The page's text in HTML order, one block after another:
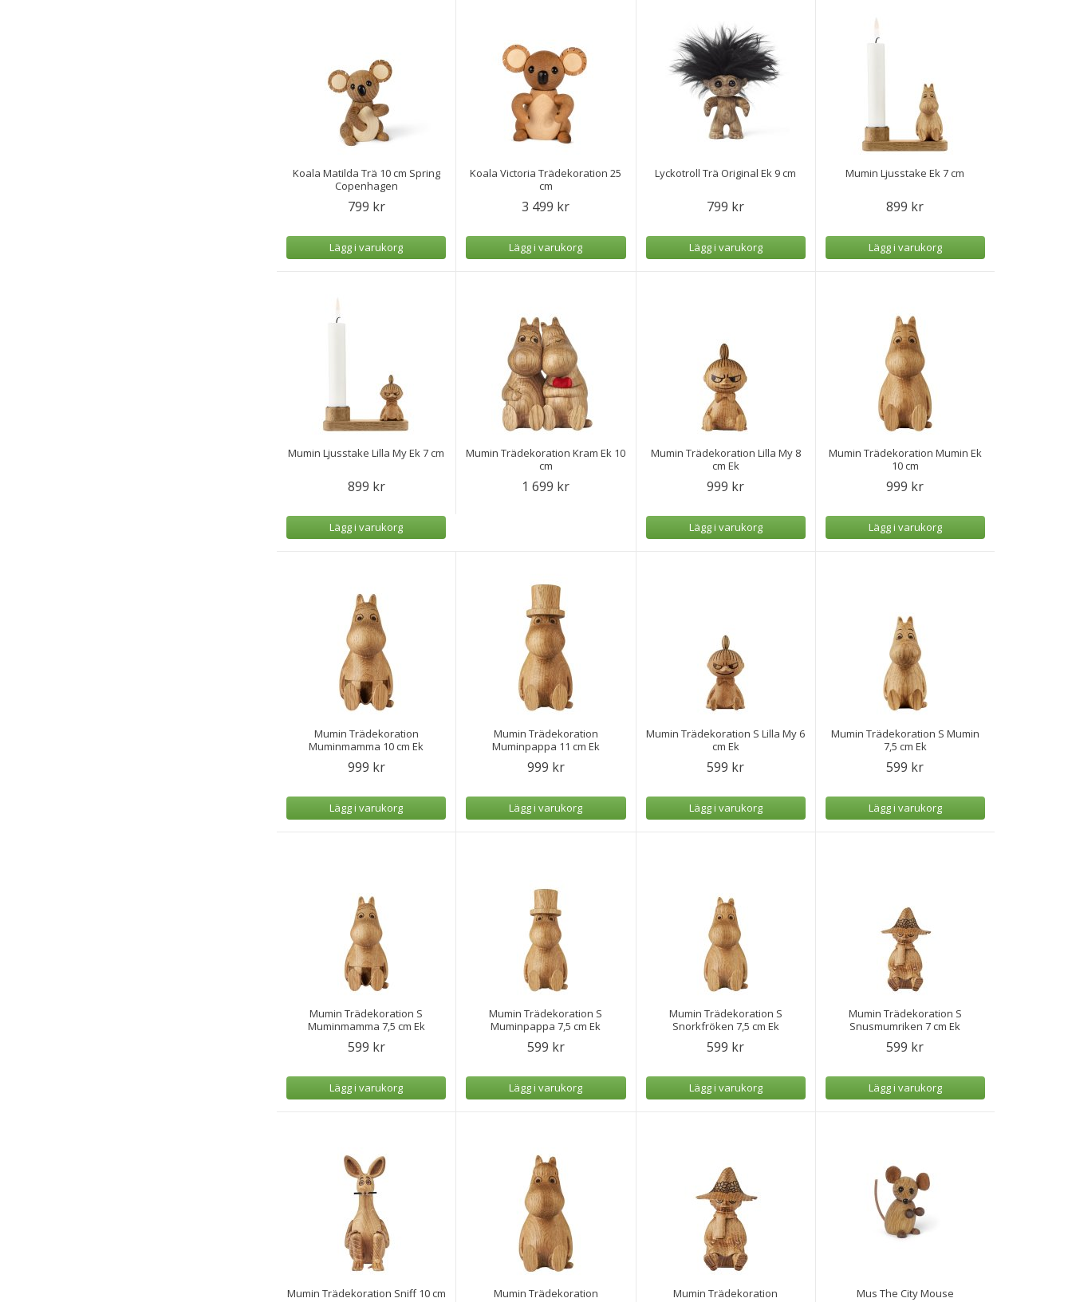
Koala Matilda Trä 10 cm Spring
Copenhagen
799 kr
Lägg i varukorg
Koala Victoria Trädekoration 25
cm
3 499 kr
Lägg i varukorg
Lyckotroll Trä Original Ek 9 cm
799 kr
Lägg i varukorg
Mumin Ljusstake Ek 7 cm
899 kr
Lägg i varukorg
Mumin Ljusstake Lilla My Ek 7 cm
899 kr
Lägg i varukorg
Mumin Trädekoration Kram Ek 10
cm
1 699 kr
Mumin Trädekoration Lilla My 8
cm Ek
999 kr
Lägg i varukorg
Mumin Trädekoration Mumin Ek
10 cm
999 kr
Lägg i varukorg
Mumin Trädekoration
Muminmamma 10 cm Ek
999 kr
Lägg i varukorg
Mumin Trädekoration
Muminpappa 11 cm Ek
999 kr
Lägg i varukorg
Mumin Trädekoration S Lilla My 6
cm Ek
599 kr
Lägg i varukorg
Mumin Trädekoration S Mumin
7,5 cm Ek
599 kr
Lägg i varukorg
Mumin Trädekoration S
Muminmamma 7,5 cm Ek
599 kr
Lägg i varukorg
Mumin Trädekoration S
Muminpappa 7,5 cm Ek
599 kr
Lägg i varukorg
Mumin Trädekoration S
Snorkfröken 7,5 cm Ek
599 kr
Lägg i varukorg
Mumin Trädekoration S
Snusmumriken 7 cm Ek
599 kr
Lägg i varukorg
Mumin Trädekoration Sniff 10 cm
Mumin Trädekoration
Mumin Trädekoration
Mus The City Mouse